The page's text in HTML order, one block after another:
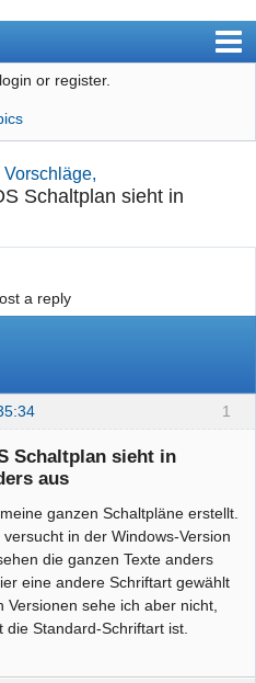
or register.
Vorschläge,
Schaltplan sieht in
a reply
1
Schaltplan sieht in
aus
ganzen Schaltpläne erstellt.
in der Windows-Version
die ganzen Texte anders
eine andere Schriftart gewählt
Versionen sehe ich aber nicht,
die Standard-Schriftart ist.